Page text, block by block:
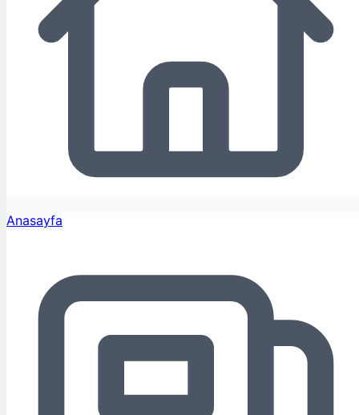
Anasayfa